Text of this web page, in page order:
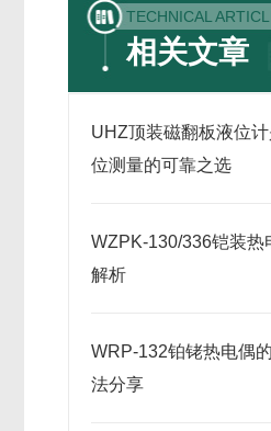
TECHNICAL
相关文章
UHZ顶装磁翻板液位
位测量的可靠之选
WZPK-130/336铠装热
解析
WRP-132铂铑热电偶
法分享